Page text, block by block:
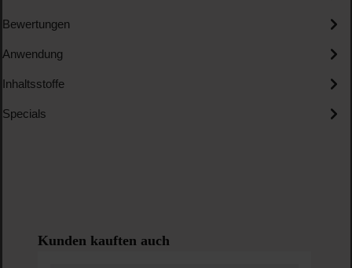
Bewertungen
Anwendung
Inhaltsstoffe
Specials
Produktgalerie überspringen
Kunden kauften auch